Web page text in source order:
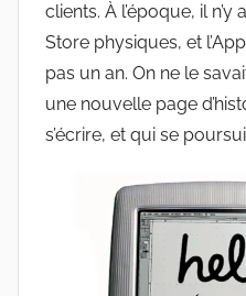
clients. À l’époque, il
Store physiques, et
pas un an. On ne le
une nouvelle page
s’écrire, et qui se